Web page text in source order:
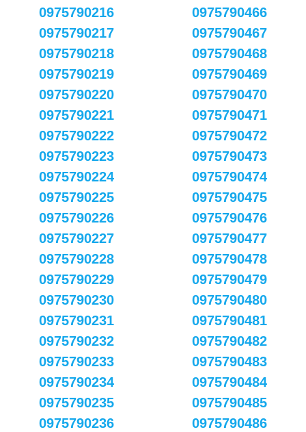
0975790216
0975790217
0975790218
0975790219
0975790220
0975790221
0975790222
0975790223
0975790224
0975790225
0975790226
0975790227
0975790228
0975790229
0975790230
0975790231
0975790232
0975790233
0975790234
0975790235
0975790236
0975790466
0975790467
0975790468
0975790469
0975790470
0975790471
0975790472
0975790473
0975790474
0975790475
0975790476
0975790477
0975790478
0975790479
0975790480
0975790481
0975790482
0975790483
0975790484
0975790485
0975790486